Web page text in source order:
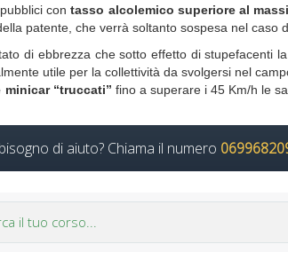
contasso alcolemico superiore al
patente, che verrà soltanto sospesa nel caso
di ebbrezza che sotto effetto di stupefacenti
utile per la collettività da svolgersi nel
minicar “truccati” fino a superare i 45 Km/h le
di aiuto? Chiama il numero